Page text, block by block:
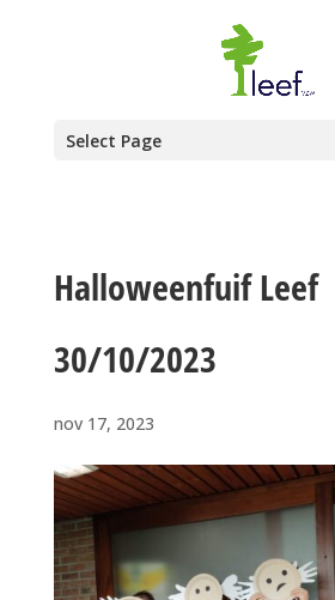
Select Page
Halloweenfuif Leef
30/10/2023
nov 17, 2023